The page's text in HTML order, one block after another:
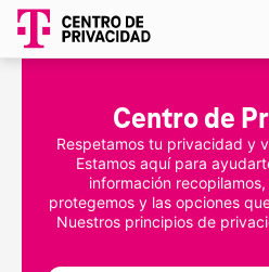
Centro de
Respetamos tu privacidad y
Estamos aquí para
información
protegemos y las opciones
Nuestros principios de